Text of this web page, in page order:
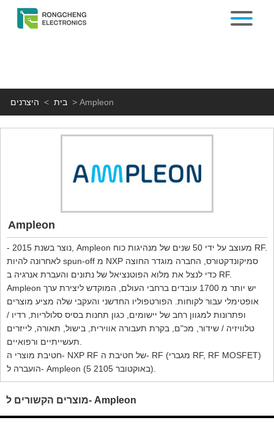
בית > היצרנים >Ampleon
Ampleon
- נוצר בשנת 2015, Ampleon מעוצב על ידי 50 שנים של מנהיגות כוח RF.
לאחרונה להיות spun-off מ NXP סמיקונדקטורס, החברה מוגדר החוצה
כדי לנצל את מלוא הפוטנציאל של נתונים והעברת אנרגיה ב RF.
Ampleon יש יותר מ 1700 עובדים ברחבי העולם, המוקדש ליצירת ערך
אופטימלי עבור לקוחות. הפורטפוליו החדשני והעקבי שלה מציע מוצרים
ופתרונות למגוון רחב של יישומים, כגון תחנות בסיס סלולריות, רדיו /
טלוויזיה / שידור, מכ"ם, בקרת תעבורה אווירית, בישול, תאורה, לייזרים
חטיבת מוצרי ה- NXP RF של חטיבת ה- RF (מגברי RF, RF MOSFET)
הועברה ל- Ampleon (5 באוקטובר 2105).
מוצרים הקשורים ל- Ampleon